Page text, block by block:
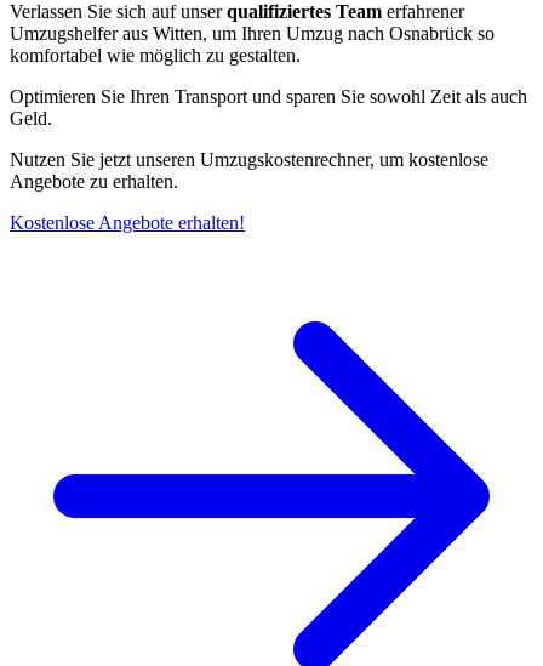
Verlassen Sie sich auf unserqualifiziertes Team erfahrener
Umzugshelfer aus Witten, um Ihren Umzug nach Osnabrück so
komfortabel wie möglich zu gestalten.
Optimieren Sie Ihren Transport und sparen Sie sowohl Zeit als auch
Geld.
Nutzen Sie jetzt unseren Umzugskostenrechner, um kostenlose
Angebote zu erhalten.
Kostenlose Angebote erhalten!